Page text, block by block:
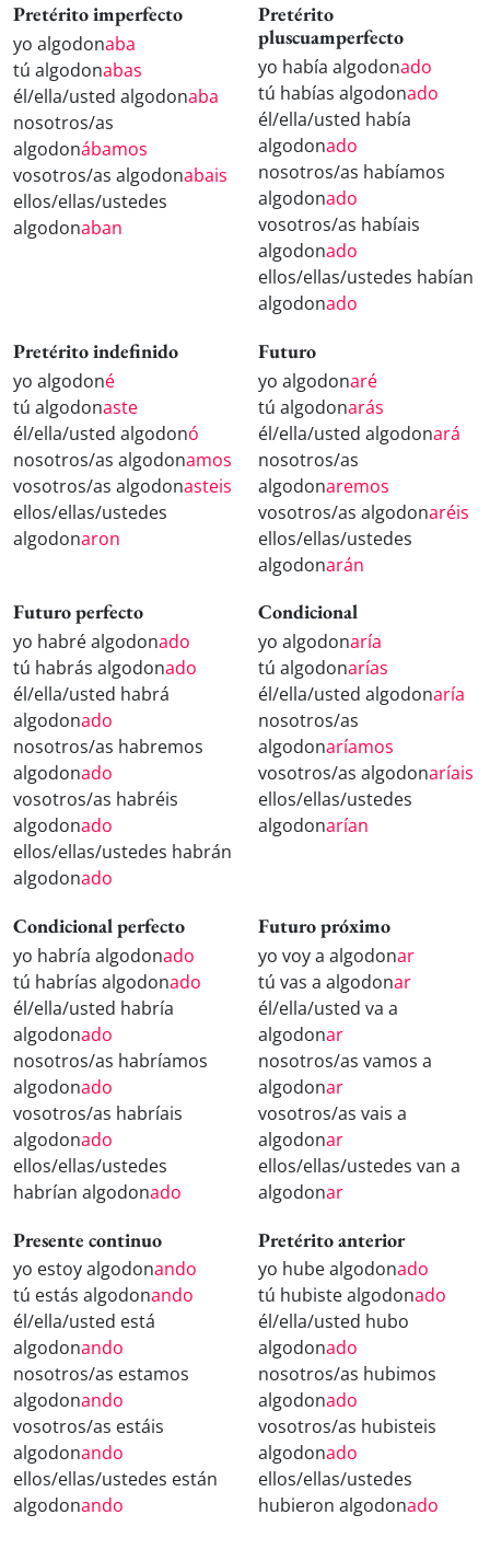
Pretérito imperfecto
yo algodonaba
tú algodonabas
él/ella/usted algodonaba
nosotros/as
algodonábamos
vosotros/as algodonabais
ellos/ellas/ustedes
algodonaban
Pretérito
pluscuamperfecto
yo había algodonado
tú habías algodonado
él/ella/usted había
algodonado
nosotros/as habíamos
algodonado
vosotros/as habíais
algodonado
ellos/ellas/ustedes habían
algodonado
Pretérito indefinido
yo algodoné
tú algodonaste
él/ella/usted algodonó
nosotros/as algodonamos
vosotros/as algodonasteis
ellos/ellas/ustedes
algodonaron
Futuro
yo algodonaré
tú algodonarás
él/ella/usted algodonará
nosotros/as
algodonaremos
vosotros/as algodonaréis
ellos/ellas/ustedes
algodonarán
Futuro perfecto
yo habré algodonado
tú habrás algodonado
él/ella/usted habrá
algodonado
nosotros/as habremos
algodonado
vosotros/as habréis
algodonado
ellos/ellas/ustedes habrán
algodonado
Condicional
yo algodonaría
tú algodonarías
él/ella/usted algodonaría
nosotros/as
algodonaríamos
vosotros/as algodonaríais
ellos/ellas/ustedes
algodonarían
Condicional perfecto
yo habría algodonado
tú habrías algodonado
él/ella/usted habría
algodonado
nosotros/as habríamos
algodonado
vosotros/as habríais
algodonado
ellos/ellas/ustedes
habrían algodonado
Futuro próximo
yo voy a algodonar
tú vas a algodonar
él/ella/usted va a
algodonar
nosotros/as vamos a
algodonar
vosotros/as vais a
algodonar
ellos/ellas/ustedes van a
algodonar
Presente continuo
yo estoy algodonando
tú estás algodonando
él/ella/usted está
algodonando
nosotros/as estamos
algodonando
vosotros/as estáis
algodonando
ellos/ellas/ustedes están
algodonando
Pretérito anterior
yo hube algodonado
tú hubiste algodonado
él/ella/usted hubo
algodonado
nosotros/as hubimos
algodonado
vosotros/as hubisteis
algodonado
ellos/ellas/ustedes
hubieron algodonado